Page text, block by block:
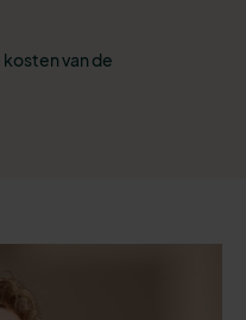
van de